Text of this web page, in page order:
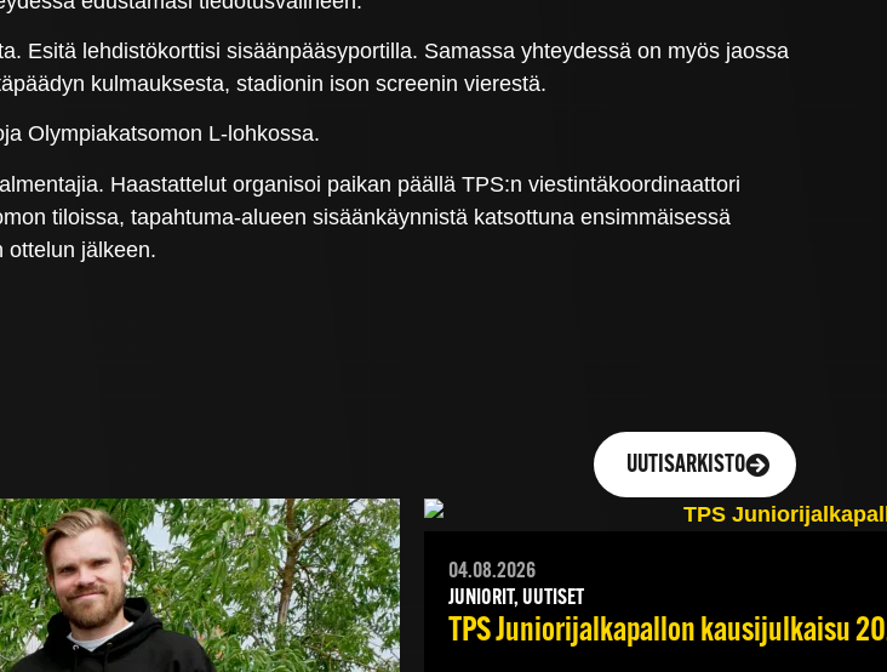
Esitä lehdistökorttisi sisäänpääsyportilla. Samassa yhteydessä on myös jaossa
kulmauksesta, stadionin ison screenin vierestä.
Olympiakatsomon L-lohkossa.
Haastattelut organisoi paikan päällä TPS:n viestintäkoordinaattori
tiloissa, tapahtuma-alueen sisäänkäynnistä katsottuna ensimmäisessä
ottelun jälkeen.
UUTISARKISTO
04.08.2026
JUNIORIT, UUTISET
TPS Juniorijalkapallon kausijulkaisu